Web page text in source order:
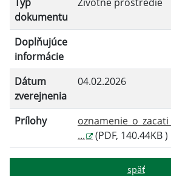
dokumentu
Doplňujúce
informácie
Dátum
zverejnenia
04.02.2026
Prílohy
...
(PDF, 140.44KB )
späť